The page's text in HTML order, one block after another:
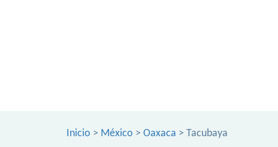
Inicio > México > Oaxaca > Tacubaya